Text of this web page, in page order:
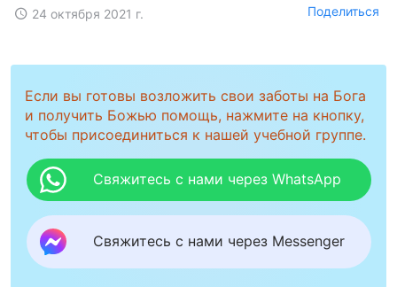
24 октября 2021 г. Поделиться
Если вы готовы возложить свои заботы на Бога
и получить Божью помощь, нажмите на кнопку,
чтобы присоединиться к нашей учебной группе.
Свяжитесь с нами через WhatsApp
Свяжитесь с нами через Messenger